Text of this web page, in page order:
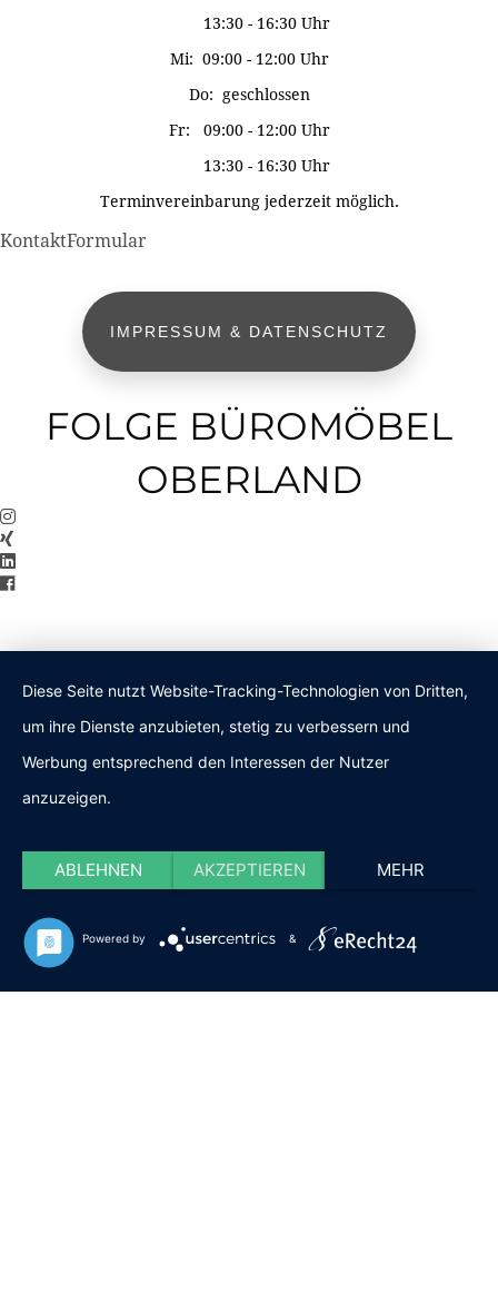
13:30 - 16:30 Uhr
Mi: 09:00 - 12:00 Uhr
Do: geschlossen
Fr: 09:00 - 12:00 Uhr
13:30 - 16:30 Uhr
Terminvereinbarung jederzeit möglich.
KontaktFormular
IMPRESSUM & DATENSCHUTZ
FOLGE BÜROMÖBEL
OBERLAND
Diese Seite nutzt Website-Tracking-Technologien von Dritten,
um ihre Dienste anzubieten, stetig zu verbessern und
Werbung entsprechend den Interessen der Nutzer
anzuzeigen.
ABLEHNEN AKZEPTIEREN MEHR
Powered by &